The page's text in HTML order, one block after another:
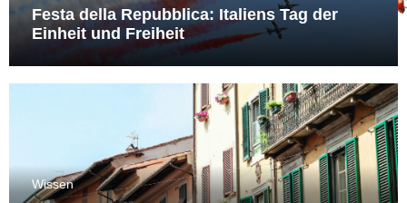
Festa della Repubblica: Italiens Tag der
Einheit und Freiheit
Wissen